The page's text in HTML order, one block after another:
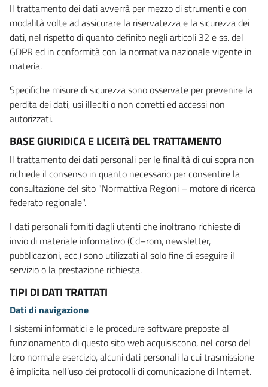
Il trattamento dei dati avverrà per mezzo di strumenti e con
modalità volte ad assicurare la riservatezza e la sicurezza dei
dati, nel rispetto di quanto definito negli articoli 32 e ss. del
GDPR ed in conformità con la normativa nazionale vigente in
materia.
Specifiche misure di sicurezza sono osservate per prevenire la
perdita dei dati, usi illeciti o non corretti ed accessi non
autorizzati.
BASE GIURIDICA E LICEITà DEL TRATTAMENTO
Il trattamento dei dati personali per le finalità di cui sopra non
richiede il consenso in quanto necessario per consentire la
consultazione del sito "Normattiva Regioni – motore di ricerca
federato regionale".
I dati personali forniti dagli utenti che inoltrano richieste di
invio di materiale informativo (Cd–rom, newsletter,
pubblicazioni, ecc.) sono utilizzati al solo fine di eseguire il
servizio o la prestazione richiesta.
TIPI DI DATI TRATTATI
Dati di navigazione
I sistemi informatici e le procedure software preposte al
funzionamento di questo sito web acquisiscono, nel corso del
loro normale esercizio, alcuni dati personali la cui trasmissione
è implicita nell’uso dei protocolli di comunicazione di Internet.